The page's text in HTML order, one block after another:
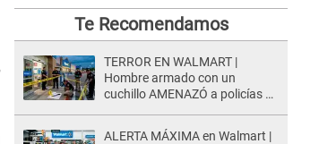
Te Recomendamos
TERROR EN WALMART |
Hombre armado con un
cuchillo AMENAZÓ a policías y
ALERTA MÁXIMA en Walmart |